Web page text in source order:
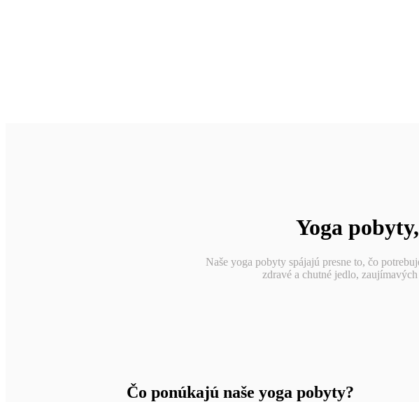
Yoga
Naše yoga pobyty spájajú presne to, čo
zdravé a chutné jedlo,
Čo ponúkajú naše yoga pobyty?